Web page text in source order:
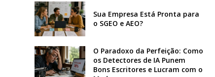
Sua Empresa Está Pronta para
o SGEO e AEO?
O Paradoxo da Perfeição: Como
os Detectores de IA Punem
Bons Escritores e Lucram com o